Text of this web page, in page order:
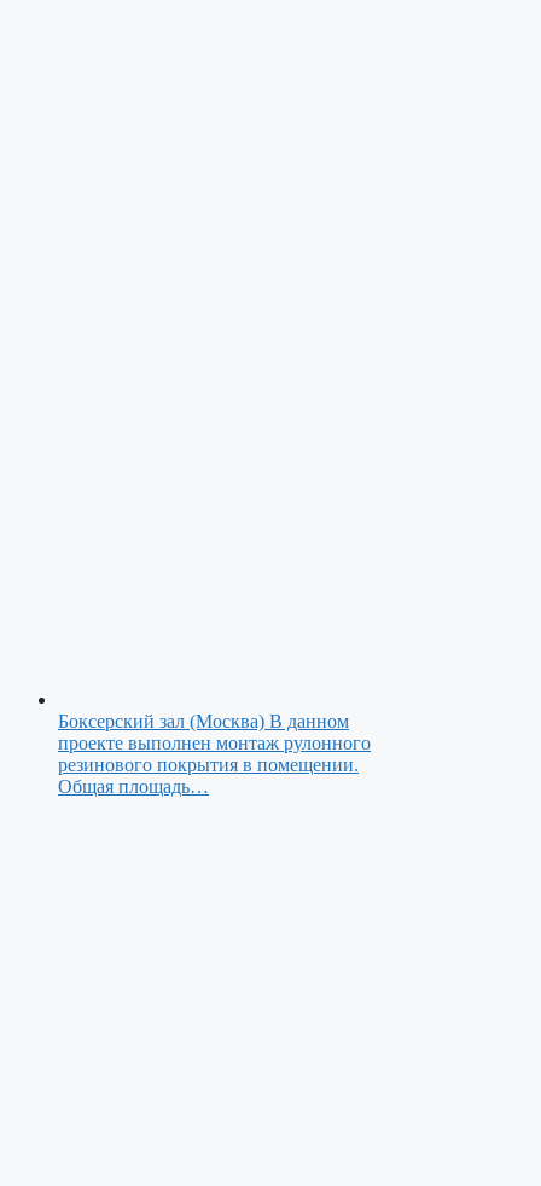
Боксерский зал (Москва) В данном
проекте выполнен монтаж рулонного
резинового покрытия в помещении.
Общая площадь…